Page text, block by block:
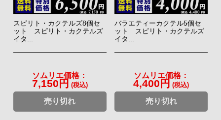
スピリト・カクテルズ8個セ
ット スピリト・カクテルズ
イタ...
ソムリエ価格：
7,150円 (税込)
売り切れ
バラエティーカクテル5個セ
ット スピリト・カクテルズ
イタ...
ソムリエ価格：
4,400円 (税込)
売り切れ